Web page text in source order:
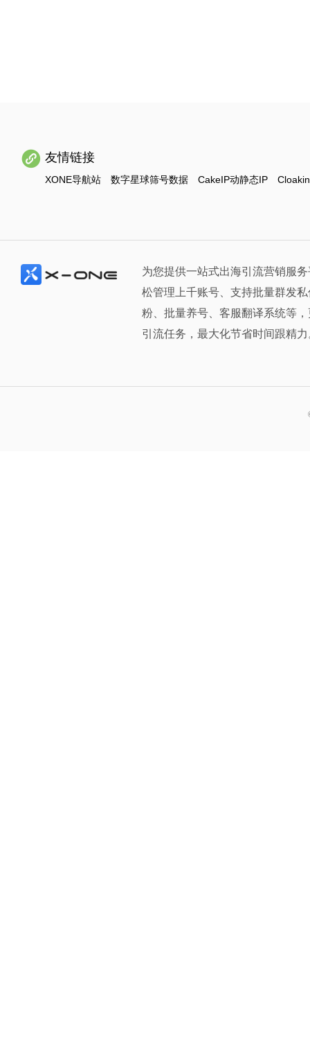
友情链接
XONE导航站 数字星球筛号数据 CakeIP动静态IP
为您提供一站式出海引流营销服
松管理上千账号、支持批量群发
粉、批量养号、客服翻译系统等
引流任务，最大化节省时间跟精力